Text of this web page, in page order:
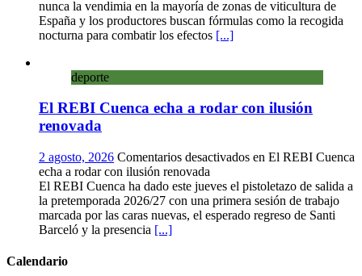
nunca la vendimia en la mayoría de zonas de viticultura de
España y los productores buscan fórmulas como la recogida
nocturna para combatir los efectos [...]
deporte
El REBI Cuenca echa a rodar con ilusión
renovada
2 agosto, 2026 Comentarios desactivados en El REBI Cuenca
echa a rodar con ilusión renovada
El REBI Cuenca ha dado este jueves el pistoletazo de salida a
la pretemporada 2026/27 con una primera sesión de trabajo
marcada por las caras nuevas, el esperado regreso de Santi
Barceló y la presencia [...]
Calendario